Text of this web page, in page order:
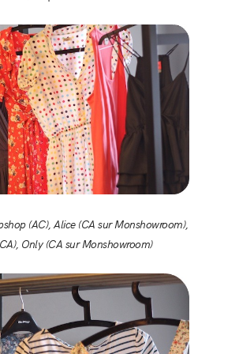
(AC), Alice (CA sur Monshowroom),
Only (CA sur Monshowroom)